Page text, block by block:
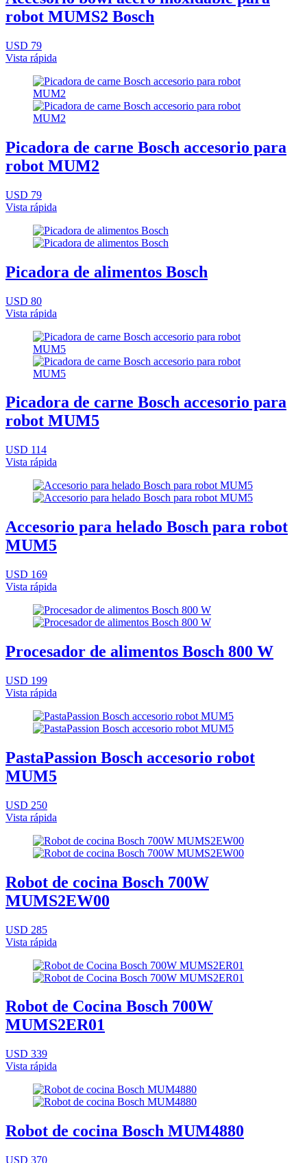
robot MUMS2 Bosch
USD 79
Vista rápida
Picadora de carne Bosch accesorio para
robot MUM2
USD 79
Vista rápida
Picadora de alimentos Bosch
USD 80
Vista rápida
Picadora de carne Bosch accesorio para
robot MUM5
USD 114
Vista rápida
Accesorio para helado Bosch para robot
MUM5
USD 169
Vista rápida
Procesador de alimentos Bosch 800 W
USD 199
Vista rápida
PastaPassion Bosch accesorio robot
MUM5
USD 250
Vista rápida
Robot de cocina Bosch 700W
MUMS2EW00
USD 285
Vista rápida
Robot de Cocina Bosch 700W
MUMS2ER01
USD 339
Vista rápida
Robot de cocina Bosch MUM4880
USD 370